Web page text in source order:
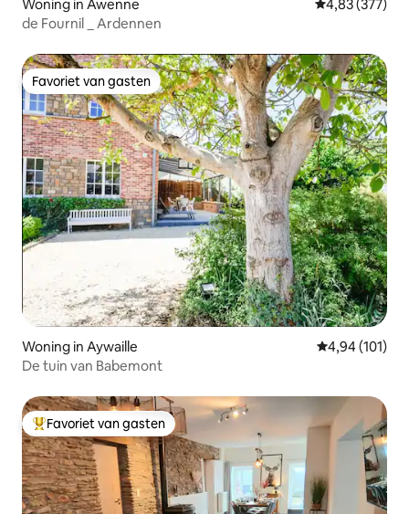
Woning in Awenne Gemiddelde
4,83 (377)
de Fournil _ Ardennen
Favoriet van gasten
Favoriet van gasten
Woning in Aywaille Gemiddelde
4,94 (101)
De tuin van Babemont
Topfavoriet van gasten
Favoriet van gasten